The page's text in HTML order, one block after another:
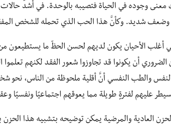
وجوده في الحياة فتصيبه بالوحدة. في أشدِّ حالات
وضعف شديد. وكأنَّ هذا الحب الذي تحمله للشخص
الأحيان يكون لديهم لحسن الحظّ ما يستطيعون من
أن يكونوا قد تجاوزوا شعور الفقد لكنهم
والطب النفسي أنَّ أقلية ملحوظة من الناس، نحو
عليهم لفترةٍ طويلة مما يعوقهم اجتماعيًا ونفسيًا
العادية والمرضية يمكن توضيحه بتشبيه هذا الحزن